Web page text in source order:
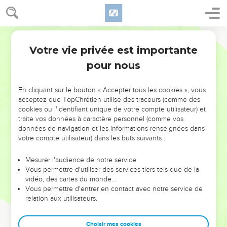
NE MANQUEZ PAS L’ÉVÉNEMENT
DE L’ANNÉE !
ET SI LEURS ERREURS POUVAIENT VOUS ÉVITER LES
VOTRES ?
leur foi ou leur vision. Mais on voit moins les doutes, les erreurs
et les saisons difficiles qu'ils ont traversés, alors même que ce
sont elles qui les ont façonnés.
Dans cette conférence, leaders, entrepreneurs, et responsables
clés pour avancer avec plus de sagesse afin que leurs erreurs
Votre vie privée est importante
pour nous
En cliquant sur le bouton « Accepter tous les cookies », vous
acceptez que TopChrétien utilise des traceurs (comme des
cookies ou l'identifiant unique de votre compte utilisateur) et
traite vos données à caractère personnel (comme vos
données de navigation et les informations renseignées dans
votre compte utilisateur) dans les buts suivants :
Mesurer l'audience de notre service
Vous permettre d'utiliser des services tiers tels que de la
vidéo, des cartes du monde…
Vous permettre d'entrer en contact avec notre service de
relation aux utilisateurs.
Choisir mes cookies